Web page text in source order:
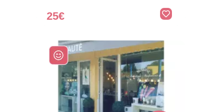
25€